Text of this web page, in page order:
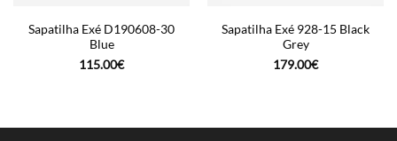
Sapatilha Exé D190608-30
Blue
115.00€
Sapatilha Exé 928-15 Black
Grey
179.00€